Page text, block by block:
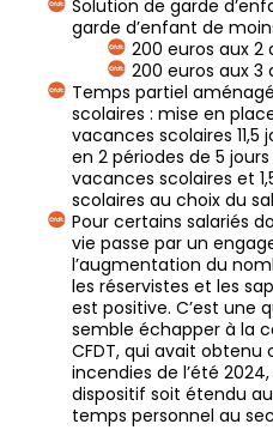
Solution de garde
garde d’enfant de
200 euros aux 2
200 euros aux 3
Temps partiel
scolaires : mise en
vacances scolaires
en 2 périodes de 5
vacances scolaires et
scolaires au choix du
Pour certains salariés
vie passe par un
l’augmentation du
les réservistes et les
est positive. C’est une
semble échapper à la
CFDT, qui avait obtenu
incendies de l’été
dispositif soit étendu
temps personnel au